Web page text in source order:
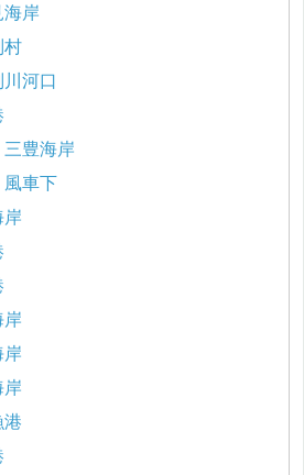
海岸
村
河口
三豊海岸
風車下
岸
岸
岸
岸
港